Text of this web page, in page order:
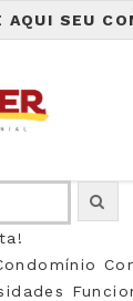
AQUI SEU